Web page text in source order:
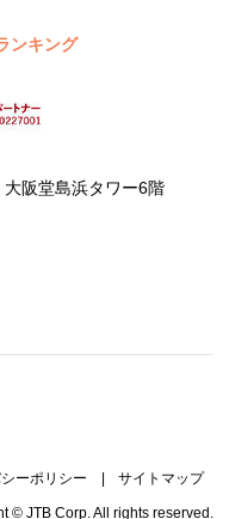
ンキング
阪堂島浜タワー6階
ーポリシー サイトマップ
© JTB Corp. All rights reserved.